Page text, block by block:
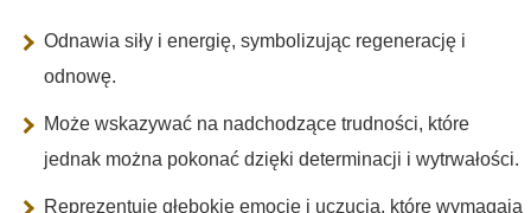
Odnawia siły i energię, symbolizując regenerację i
odnowę.
Może wskazywać na nadchodzące trudności, które
jednak można pokonać dzięki determinacji i wytrwałości.
Reprezentuje głębokie emocje i uczucia, które wymagają